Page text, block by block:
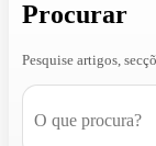
Procurar
Pesquise artigos,